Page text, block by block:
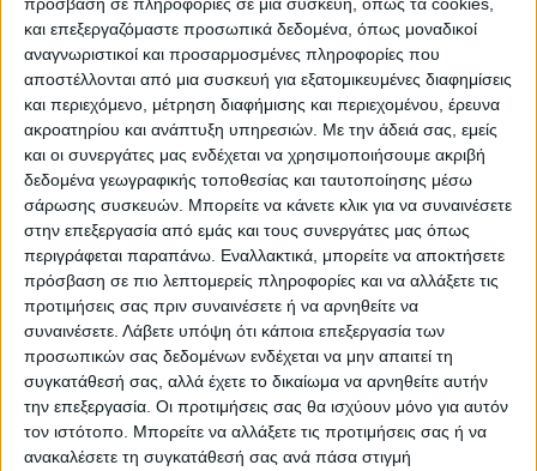
πρόσβαση σε πληροφορίες σε μια συσκευή, όπως τα cookies,
και επεξεργαζόμαστε προσωπικά δεδομένα, όπως μοναδικοί
αναγνωριστικοί και προσαρμοσμένες πληροφορίες που
αποστέλλονται από μια συσκευή για εξατομικευμένες διαφημίσεις
και περιεχόμενο, μέτρηση διαφήμισης και περιεχομένου, έρευνα
ακροατηρίου και ανάπτυξη υπηρεσιών. Με την άδειά σας, εμείς
και οι συνεργάτες μας ενδέχεται να χρησιμοποιήσουμε ακριβή
δεδομένα γεωγραφικής τοποθεσίας και ταυτοποίησης μέσω
σάρωσης συσκευών. Μπορείτε να κάνετε κλικ για να συναινέσετε
στην επεξεργασία από εμάς και τους συνεργάτες μας όπως
περιγράφεται παραπάνω. Εναλλακτικά, μπορείτε να αποκτήσετε
πρόσβαση σε πιο λεπτομερείς πληροφορίες και να αλλάξετε τις
προτιμήσεις σας πριν συναινέσετε ή να αρνηθείτε να
συναινέσετε. Λάβετε υπόψη ότι κάποια επεξεργασία των
προσωπικών σας δεδομένων ενδέχεται να μην απαιτεί τη
συγκατάθεσή σας, αλλά έχετε το δικαίωμα να αρνηθείτε αυτήν
την επεξεργασία. Οι προτιμήσεις σας θα ισχύουν μόνο για αυτόν
τον ιστότοπο. Μπορείτε να αλλάξετε τις προτιμήσεις σας ή να
ανακαλέσετε τη συγκατάθεσή σας ανά πάσα στιγμή
ΠΑΡΟΜΟΙΑ ΑΡΘΡΑ
VIDEO ΤΗΣ ΘΕΣΣΑΛΙΑΣ
Σύσκεψη στην Αθήνα για αποζημιώσεις